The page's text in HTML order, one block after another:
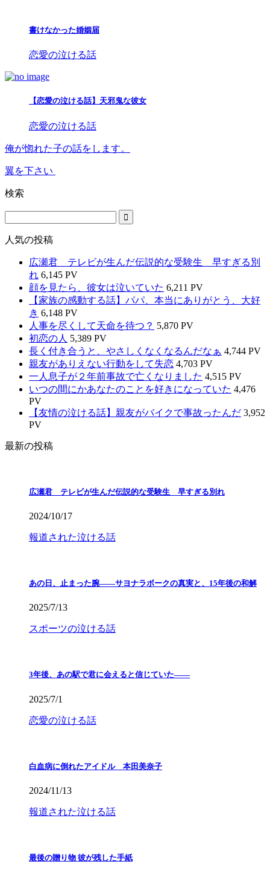
書けなかった婚姻届
恋愛の泣ける話
【恋愛の泣ける話】天邪鬼な彼女
恋愛の泣ける話
俺が惚れた子の話をします。
翼を下さい
検索
人気の投稿
広瀬君 テレビが生んだ伝説的な受験生 早すぎる別
れ 6,145 PV
顔を見たら、彼女は泣いていた 6,211 PV
【家族の感動する話】パパ、本当にありがとう、大好
き 6,148 PV
人事を尽くして天命を待つ？ 5,870 PV
初恋の人 5,389 PV
長く付き合うと、やさしくなくなるんだなぁ 4,744 PV
親友がありえない行動をして失恋 4,703 PV
一人息子が２年前事故で亡くなりました 4,515 PV
いつの間にかあなたのことを好きになっていた 4,476
PV
【友情の泣ける話】親友がバイクで事故ったんだ 3,952
PV
最新の投稿
広瀬君 テレビが生んだ伝説的な受験生 早すぎる別れ
2024/10/17
報道された泣ける話
あの日、止まった腕――サヨナラボークの真実と、15年後の和解
2025/7/13
スポーツの泣ける話
3年後、あの駅で君に会えると信じていた——
2025/7/1
恋愛の泣ける話
白血病に倒れたアイドル 本田美奈子
2024/11/13
報道された泣ける話
最後の贈り物 彼が残した手紙